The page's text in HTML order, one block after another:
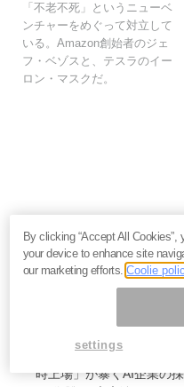
「不老不死」というニューベ
ンチャーをめぐって対立して
いる。Amazon創始者のジェ
フ・ベゾスと、テスラのイー
ロン・マスクだ。
いま読まれてます
働く必要がない人・働い
――鈴木傾城が語るAI時代
努力と根性が裏目に出る
なぜマスクはSpaceXの
時上場」が暴くAI企業の
By clicking “Accept All
your device to enhance site
our marketing efforts.Coolie
settings